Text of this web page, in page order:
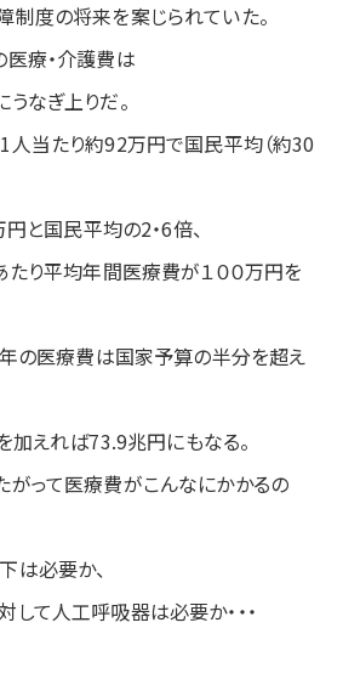
度の将来を案じられていた。
療・介護費は
なぎ上りだ。
当たり約92万円で国民平均（約30
と国民平均の2・6倍、
り平均年間医療費が１００万円を
の医療費は国家予算の半分を超え
加えれば73.9兆円にもなる。
がって医療費がこんなにかかるの
は必要か、
て人工呼吸器は必要か・・・